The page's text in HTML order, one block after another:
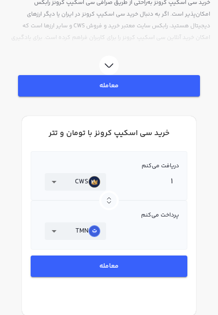
خرید سی اسکیپ کرونز به‌راحتی از طریق صرافی سی اسکیپ کرونز رابکس
امکان‌پذیر است. اگر به دنبال خرید سی اسکیپ کرونز در ایران یا دیگر ارزهای
دیجیتال هستید، رابکس سایت معتبر خرید و فروش CWS و سایر ارزها است که
امکان خرید آنلاین سی اسکیپ کرونز را برای کاربران فراهم کرده است. برای یادگیری
استفاده کنید و پس از ثبت‌نام و احراز هویت، به خرید و فروش سی اسکیپ کرونز
CWS بپردازید. در بازار رابکس، قیمت لحظه‌ای، نمودار و امکانات فروش سی اسکیپ
کرونز نیز در دسترس شما قرار دارد تا بتوانید تصمیمات بهتری در معاملات خود
بگیرید.
معامله
خرید سی اسکیپ کرونز با تومان و تتر
دریافت می‌کنم
CWS
پرداخت می‌کنم
TMN
معامله